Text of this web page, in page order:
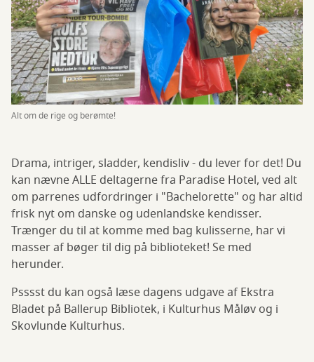
Alt om de rige og berømte!
Drama, intriger, sladder, kendisliv - du lever for det! Du
kan nævne ALLE deltagerne fra Paradise Hotel, ved alt
om parrenes udfordringer i "Bachelorette" og har altid
frisk nyt om danske og udenlandske kendisser.
Trænger du til at komme med bag kulisserne, har vi
masser af bøger til dig på biblioteket! Se med
herunder.
Psssst du kan også læse dagens udgave af Ekstra
Bladet på Ballerup Bibliotek, i Kulturhus Måløv og i
Skovlunde Kulturhus.